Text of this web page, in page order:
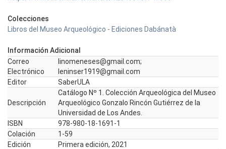
Colecciones
Libros del Museo Arqueológico - Ediciones Dabánatà
Información Adicional
Correo
Electrónico
linomeneses@gmail.com;
leninser1919@gmail.com
Editor
SaberULA
Descripción
Catálogo Nº 1. Colección Arqueológica del Museo
Arqueológico Gonzalo Rincón Gutiérrez de la
Universidad de Los Andes.
ISBN
978-980-18-1691-1
Colación
1-59
Edición
Primera edición, 2021